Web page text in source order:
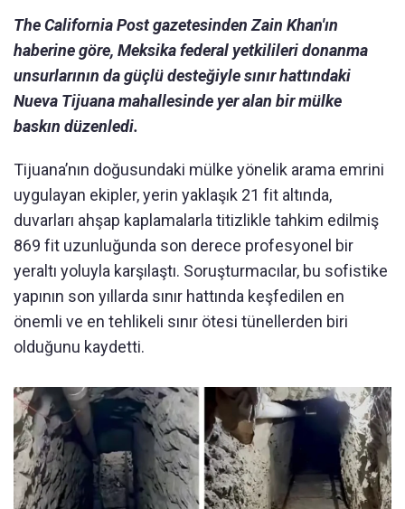
The California Post gazetesinden Zain Khan'ın
haberine göre, Meksika federal yetkilileri donanma
unsurlarının da güçlü desteğiyle sınır hattındaki
Nueva Tijuana mahallesinde yer alan bir mülke
baskın düzenledi.
Tijuana’nın doğusundaki mülke yönelik arama emrini
uygulayan ekipler, yerin yaklaşık 21 fit altında,
duvarları ahşap kaplamalarla titizlikle tahkim edilmiş
869 fit uzunluğunda son derece profesyonel bir
yeraltı yoluyla karşılaştı. Soruşturmacılar, bu sofistike
yapının son yıllarda sınır hattında keşfedilen en
önemli ve en tehlikeli sınır ötesi tünellerden biri
olduğunu kaydetti.